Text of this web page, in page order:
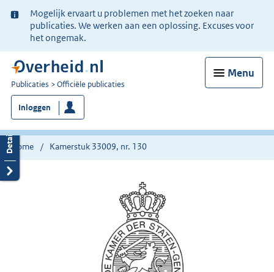
Ter
informatie:
Mogelijk ervaart u problemen met het zoeken naar
publicaties. We werken aan een oplossing. Excuses voor
het ongemak.
Menu
U
bent
nu
hier:
Publicaties Officiële publicaties
Inloggen
Home Kamerstuk 33009, nr. 130